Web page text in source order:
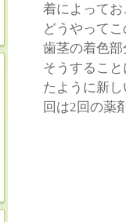
着によって
どうやって
歯茎の着色
そうするこ
たように新
回は2回の薬